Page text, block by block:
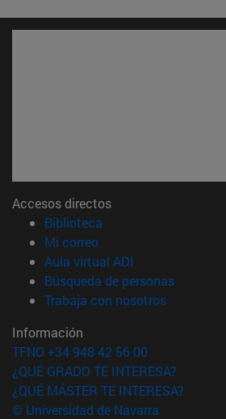
Accesos directos
Biblioteca
Mi correo(abre en nueva
Aula virtual ADI
Búsqueda de personas(abre en
Trabaja con nosotros(abre en
Información
TFNO +34 948 42 56 00
¿QUÉ GRADO TE INTERESA?
¿QUÉ MÁSTER TE INTERESA?
© Universidad de Navarra